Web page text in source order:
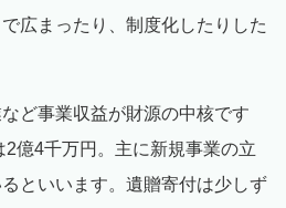
広まったり、制度化したりした
ど事業収益が財源の中核です
億4千万円。主に新規事業の立
といいます。遺贈寄付は少しず